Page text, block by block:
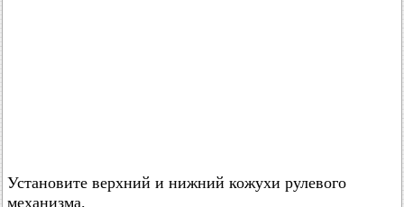
Установите верхний и нижний кожухи рулевого
механизма.